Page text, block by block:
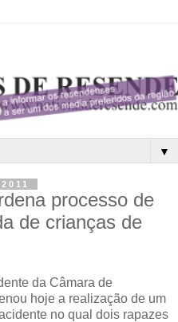
▼
processo de
de crianças de
da Câmara de
hoje a realização de um
no qual dois rapazes